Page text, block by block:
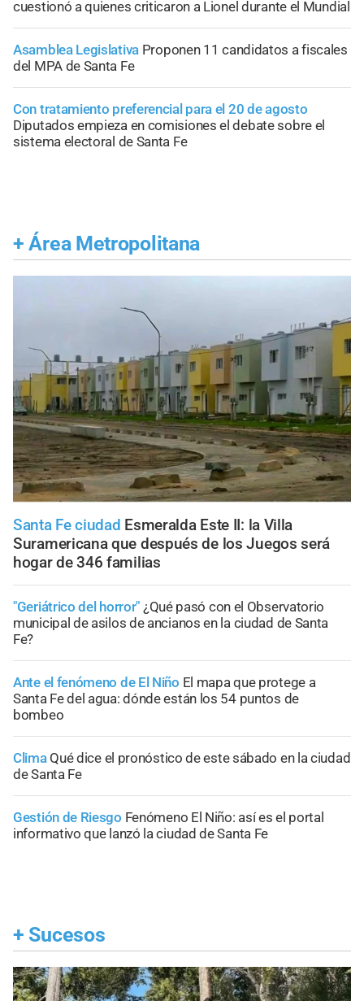
cuestionó a quienes criticaron a Lionel durante el Mundial
Asamblea Legislativa Proponen 11 candidatos a fiscales
del MPA de Santa Fe
Con tratamiento preferencial para el 20 de agosto
Diputados empieza en comisiones el debate sobre el
sistema electoral de Santa Fe
+ Área Metropolitana
Santa Fe ciudad Esmeralda Este II: la Villa
Suramericana que después de los Juegos será
hogar de 346 familias
"Geriátrico del horror" ¿Qué pasó con el Observatorio
municipal de asilos de ancianos en la ciudad de Santa
Fe?
Ante el fenómeno de El Niño El mapa que protege a
Santa Fe del agua: dónde están los 54 puntos de
bombeo
Clima Qué dice el pronóstico de este sábado en la ciudad
de Santa Fe
Gestión de Riesgo Fenómeno El Niño: así es el portal
informativo que lanzó la ciudad de Santa Fe
+ Sucesos